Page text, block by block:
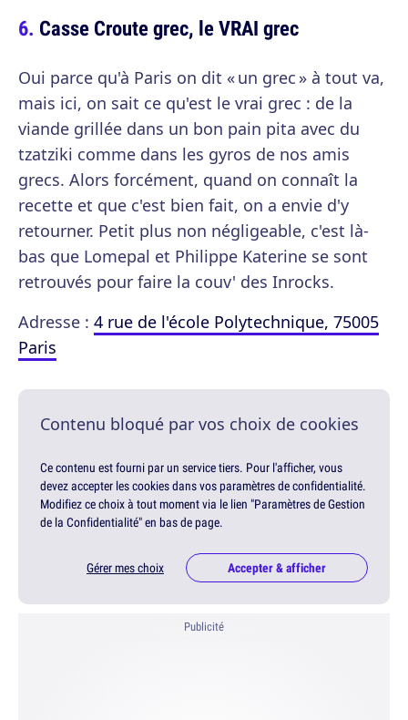
Casse Croute grec, le VRAI grec
Oui parce qu'à Paris on dit « un grec » à tout va,
mais ici, on sait ce qu'est le vrai grec : de la
viande grillée dans un bon pain pita avec du
tzatziki comme dans les gyros de nos amis
grecs. Alors forcément, quand on connaît la
recette et que c'est bien fait, on a envie d'y
retourner. Petit plus non négligeable, c'est là-
bas que Lomepal et Philippe Katerine se sont
retrouvés pour faire la couv' des Inrocks.
Adresse : 4 rue de l'école Polytechnique, 75005
Paris
Contenu bloqué par vos choix de cookies
Ce contenu est fourni par un service tiers. Pour l'afficher, vous
devez accepter les cookies dans vos paramètres de confidentialité.
Modifiez ce choix à tout moment via le lien "Paramètres de Gestion
de la Confidentialité" en bas de page.
Gérer mes choix Accepter & afficher
Publicité